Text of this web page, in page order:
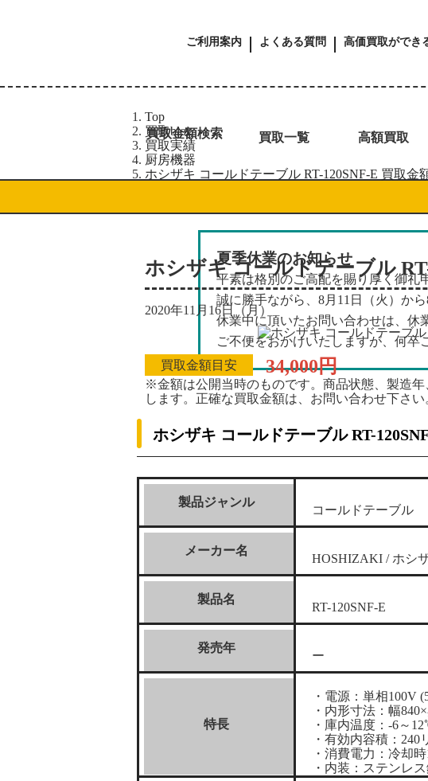
ご利用案内 よくある質問 高価買取ができ
買取金額検索 買取一覧 高額買取
夏季休業のお知らせ
平素は格別のご高配を賜り厚く御礼
誠に勝手ながら、8月11日（火）か
休業中に頂いたお問い合わせは、休
ご不便をおかけいたしますが、何卒
Top
買取blog
買取実績
厨房機器
ホシザキ コールドテーブル RT-120SNF-E 買取金
ホシザキ コールドテーブル
2020年11月16日（月）
買取金額目安 34,000円
※金額は公開当時のものです。商品状態、製造
します。正確な買取金額は、お問い合わせ下さい
ホシザキ コールドテーブル RT-
製品ジャンル
コールドテーブル
メーカー名
HOSHIZAKI / ホシ
製品名
RT-120SNF-E
発売年
ー
特長
・電源：単相100V
・内形寸法：幅
・庫内温度：-6～
・有効内容積：240
・消費電力：冷却
・内装：ステンレ